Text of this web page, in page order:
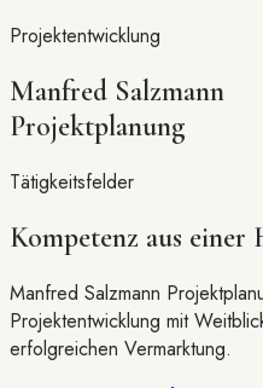
Projektentwicklung
Manfred Salzmann
Projektplanung
Tätigkeitsfelder
Kompetenz aus einer
Manfred Salzmann
Projektentwicklung mit
erfolgreichen Vermarktung.